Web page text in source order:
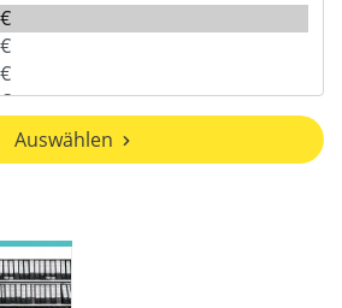
Auswählen